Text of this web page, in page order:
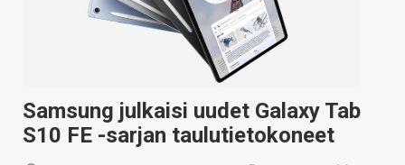
Samsung julkaisi uudet Galaxy Tab
S10 FE -sarjan taulutietokoneet